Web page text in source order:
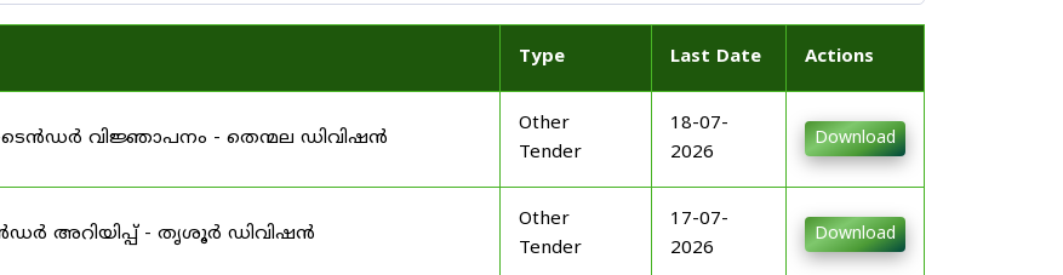
Type Last Date Actions
വിജ്ഞാപനം - തെന്മല ഡിവിഷൻ
Other
Tender
18-07-
2026
Download
അറിയിപ്പ് - തൃശൂർ ഡിവിഷൻ
Other
Tender
17-07-
2026
Download